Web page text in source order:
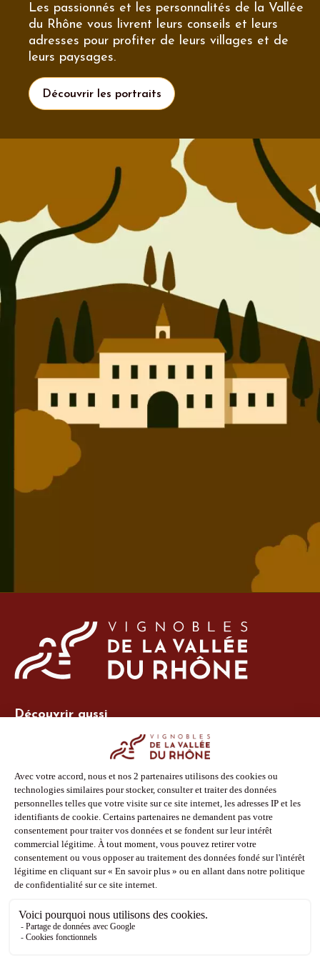
Les passionnés et les personnalités de la Vallée
du Rhône vous livrent leurs conseils et leurs
adresses pour profiter de leurs villages et de
leurs paysages.
Découvrir les portraits
Découvrir aussi
Espace adhérent
Espace presse
Phototèque
Suivez-nous
Facebook
Instagram
Pinterest
Youtube